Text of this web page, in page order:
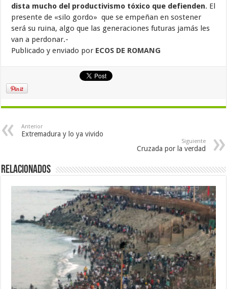
dista mucho del productivismo tóxico que defienden. El
presente de «silo gordo» que se empeñan en sostener
será su ruina, algo que las generaciones futuras jamás les
van a perdonar.-
Publicado y enviado por ECOS DE ROMANG
Anterior
Extremadura y lo ya vivido
Siguiente
Cruzada por la verdad
Relacionados